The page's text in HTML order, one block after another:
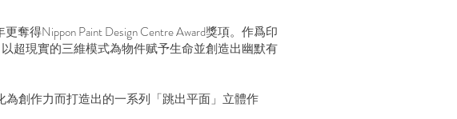
得Nippon Paint Design Centre Award獎項。作爲印
超現實的三維模式為物件赋予生命並創造出幽默有
為創作力而打造出的一系列「跳出平面」立體作